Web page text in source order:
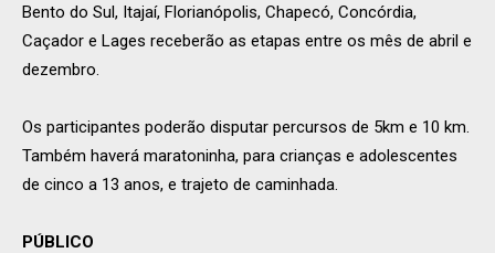
Bento do Sul, Itajaí, Florianópolis, Chapecó, Concórdia,
Caçador e Lages receberão as etapas entre os mês de abril e
dezembro.
Os participantes poderão disputar percursos de 5km e 10 km.
Também haverá maratoninha, para crianças e adolescentes
de cinco a 13 anos, e trajeto de caminhada.
PÚBLICO